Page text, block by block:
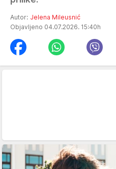
Autor: Jelena Mileusnić
Objavljeno 04.07.2026. 15:40h